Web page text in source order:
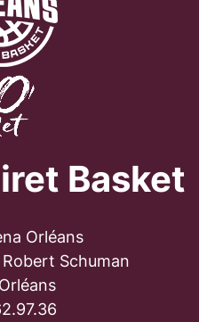
Basket
Orléans
Schuman